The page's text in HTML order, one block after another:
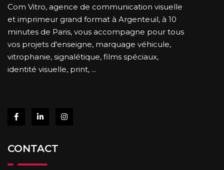
Com Vitro, agence de communication visuelle
et imprimeur grand format à Argenteuil, à 10
minutes de Paris, vous accompagne pour tous
vos projets d'enseigne, marquage véhicule,
vitrophanie, signalétique, films spéciaux,
identité visuelle, print, ...
CONTACT